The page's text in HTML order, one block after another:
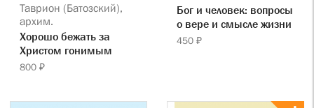
Таврион (Батозский),
архим.
Хорошо бежать за
Христом гонимым
800 ₽
Бог и человек: вопросы
о вере и смысле жизни
450 ₽